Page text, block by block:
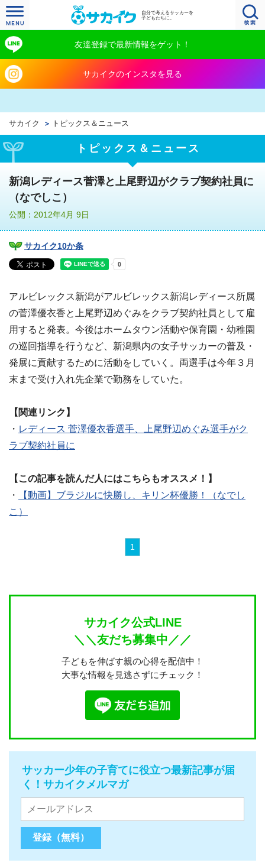
自分で考えるサッカーを
子どもたちに。
友達登録で最新情報をゲット！
サカイクのインスタを見る
サカイク トピックス＆ニュース
トピックス＆ニュース
新潟レディース菅澤と上尾野辺がクラブ契約社員に
（なでしこ）
公開：2012年4月 9日
サカイク10か条
アルビレックス新潟がアルビレックス新潟レディース所属
の菅澤優衣香と上尾野辺めぐみをクラブ契約社員として雇
用すると発表。今後はホームタウン活動や保育園・幼稚園
の巡回指導を行うなど、新潟県内の女子サッカーの普及・
発展に貢献するために活動をしていく。両選手は今年３月
末まで受け入れ先企業で勤務をしていた。
【関連リンク】
・ レディース 菅澤優衣香選手、上尾野辺めぐみ選手がク
ラブ契約社員に
【この記事を読んだ人にはこちらもオススメ！】
・
【動画】ブラジルに快勝し、キリン杯優勝！（なでし
こ）
1
サカイク公式LINE
＼＼友だち募集中／／
子どもを伸ばす親の心得を配信中！
大事な情報を見逃さずにチェック！
サッカー少年の子育てに役立つ最新記事が届
く！サカイクメルマガ